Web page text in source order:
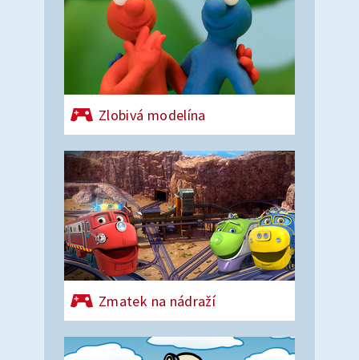
Zlobivá modelína
Zmatek na nádraží